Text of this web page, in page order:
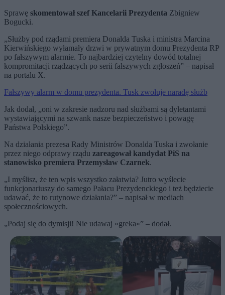
Sprawę skomentował szef Kancelarii Prezydenta Zbigniew
Bogucki.
„Służby pod rządami premiera Donalda Tuska i ministra Marcina
Kierwińskiego wyłamały drzwi w prywatnym domu Prezydenta RP
po fałszywym alarmie. To najbardziej czytelny dowód totalnej
kompromitacji rządzących po serii fałszywych zgłoszeń” – napisał
na portalu X.
Fałszywy alarm w domu prezydenta. Tusk zwołuje naradę służb
Jak dodał, „oni w zakresie nadzoru nad służbami są dyletantami
wystawiającymi na szwank nasze bezpieczeństwo i powagę
Państwa Polskiego”.
Na działania prezesa Rady Ministrów Donalda Tuska i zwołanie
przez niego odprawy rządu zareagował kandydat PiS na
stanowisko premiera Przemysław Czarnek.
„I myślisz, że ten wpis wszystko załatwia? Jutro wyślecie
funkcjonariuszy do samego Pałacu Prezydenckiego i też będziecie
udawać, że to rutynowe działania?” – napisał w mediach
społecznościowych.
„Podaj się do dymisji! Nie udawaj »greka«” – dodał.